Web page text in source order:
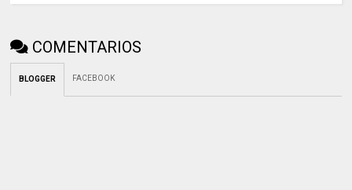
COMENTARIOS
BLOGGER FACEBOOK